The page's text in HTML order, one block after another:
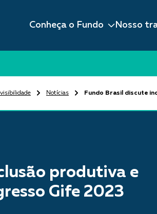
Conheça o Fundo Nosso
Notícias Fundo Brasil discute
produtiva e
Gife 2023